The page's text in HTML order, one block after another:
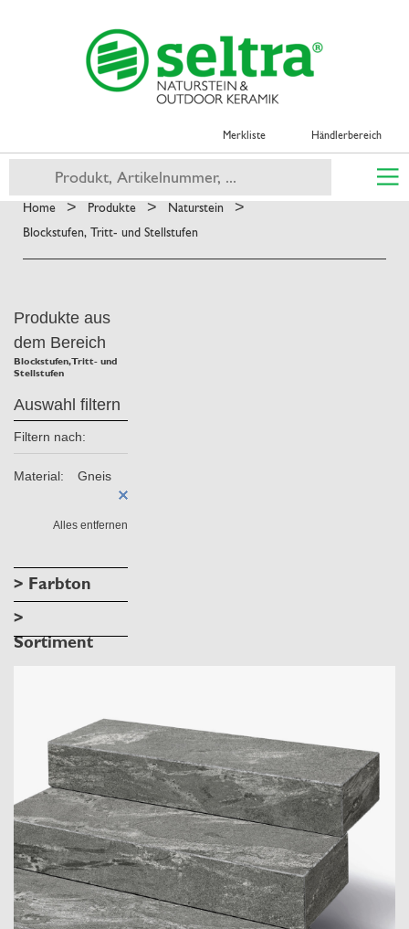
Merkliste Händlerbereich
Home > Produkte > Naturstein >
Blockstufen, Tritt- und Stellstufen
Produkte aus
dem Bereich
Blockstufen, Tritt- und
Stellstufen
Auswahl filtern
Filtern nach:
Material: Gneis
Alles entfernen
> Farbton
>
Sortiment